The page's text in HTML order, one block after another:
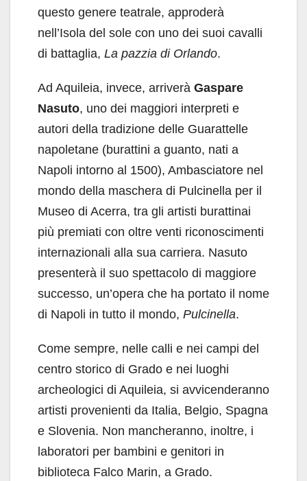
questo genere teatrale, approderà
nell’Isola del sole con uno dei suoi cavalli
di battaglia, La pazzia di Orlando.
Ad Aquileia, invece, arriverà Gaspare
Nasuto, uno dei maggiori interpreti e
autori della tradizione delle Guarattelle
napoletane (burattini a guanto, nati a
Napoli intorno al 1500), Ambasciatore nel
mondo della maschera di Pulcinella per il
Museo di Acerra, tra gli artisti burattinai
più premiati con oltre venti riconoscimenti
internazionali alla sua carriera. Nasuto
presenterà il suo spettacolo di maggiore
successo, un’opera che ha portato il nome
di Napoli in tutto il mondo, Pulcinella.
Come sempre, nelle calli e nei campi del
centro storico di Grado e nei luoghi
archeologici di Aquileia, si avvicenderanno
artisti provenienti da Italia, Belgio, Spagna
e Slovenia. Non mancheranno, inoltre, i
laboratori per bambini e genitori in
biblioteca Falco Marin, a Grado.